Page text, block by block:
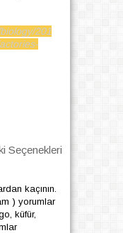
201
Seçenekleri
kaçının.
) yorumlar
küfür,